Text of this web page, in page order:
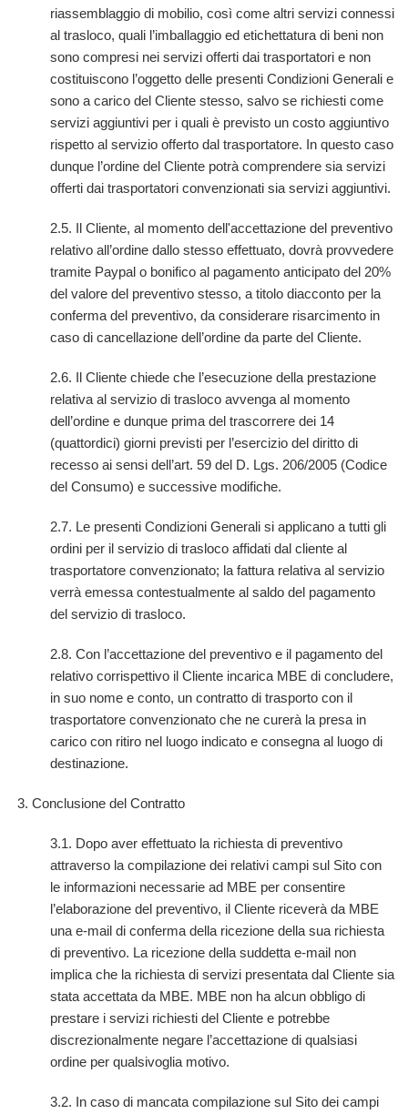
riassemblaggio di mobilio, così come altri servizi connessi
al trasloco, quali l’imballaggio ed etichettatura di beni non
sono compresi nei servizi offerti dai trasportatori e non
costituiscono l’oggetto delle presenti Condizioni Generali e
sono a carico del Cliente stesso, salvo se richiesti come
servizi aggiuntivi per i quali è previsto un costo aggiuntivo
rispetto al servizio offerto dal trasportatore. In questo caso
dunque l’ordine del Cliente potrà comprendere sia servizi
offerti dai trasportatori convenzionati sia servizi aggiuntivi.
2.5. Il Cliente, al momento dell'accettazione del preventivo
relativo all’ordine dallo stesso effettuato, dovrà provvedere
tramite Paypal o bonifico al pagamento anticipato del 20%
del valore del preventivo stesso, a titolo diacconto per la
conferma del preventivo, da considerare risarcimento in
caso di cancellazione dell’ordine da parte del Cliente.
2.6. Il Cliente chiede che l’esecuzione della prestazione
relativa al servizio di trasloco avvenga al momento
dell’ordine e dunque prima del trascorrere dei 14
(quattordici) giorni previsti per l’esercizio del diritto di
recesso ai sensi dell’art. 59 del D. Lgs. 206/2005 (Codice
del Consumo) e successive modifiche.
2.7. Le presenti Condizioni Generali si applicano a tutti gli
ordini per il servizio di trasloco affidati dal cliente al
trasportatore convenzionato; la fattura relativa al servizio
verrà emessa contestualmente al saldo del pagamento
del servizio di trasloco.
2.8. Con l’accettazione del preventivo e il pagamento del
relativo corrispettivo il Cliente incarica MBE di concludere,
in suo nome e conto, un contratto di trasporto con il
trasportatore convenzionato che ne curerà la presa in
carico con ritiro nel luogo indicato e consegna al luogo di
destinazione.
3. Conclusione del Contratto
3.1. Dopo aver effettuato la richiesta di preventivo
attraverso la compilazione dei relativi campi sul Sito con
le informazioni necessarie ad MBE per consentire
l’elaborazione del preventivo, il Cliente riceverà da MBE
una e-mail di conferma della ricezione della sua richiesta
di preventivo. La ricezione della suddetta e-mail non
implica che la richiesta di servizi presentata dal Cliente sia
stata accettata da MBE. MBE non ha alcun obbligo di
prestare i servizi richiesti del Cliente e potrebbe
discrezionalmente negare l’accettazione di qualsiasi
ordine per qualsivoglia motivo.
3.2. In caso di mancata compilazione sul Sito dei campi